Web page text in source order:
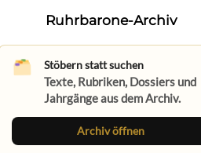
Ruhrbarone-Archiv
Stöbern statt suchen
Texte, Rubriken, Dossiers und
Jahrgänge aus dem Archiv.
Archiv öffnen